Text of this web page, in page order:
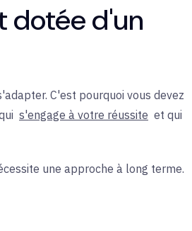
dotée d'un
C'est pourquoi vous devez
s'engage à votre réussite et qui
une approche à long terme.